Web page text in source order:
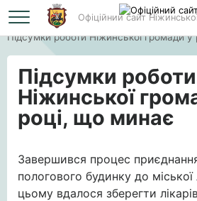
Офіційний сайт
Головна
Підсумки роботи Ніжинської громади
Підсумки роботи
Ніжинської
році, що минає
Завершився процес
пологового будинку до міської
цьому вдалося зберегти